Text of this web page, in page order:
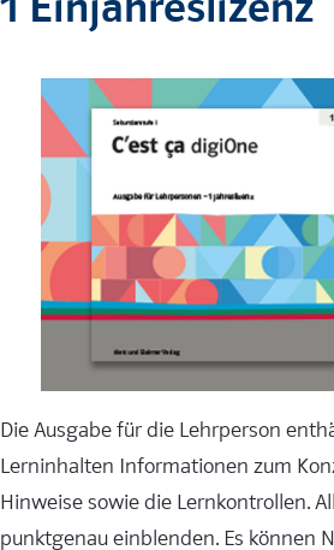
Die Ausgabe für die Lehrperson
Lerninhalten Informationen zum
Hinweise sowie die Lernkontrollen.
punktgenau einblenden. Es können